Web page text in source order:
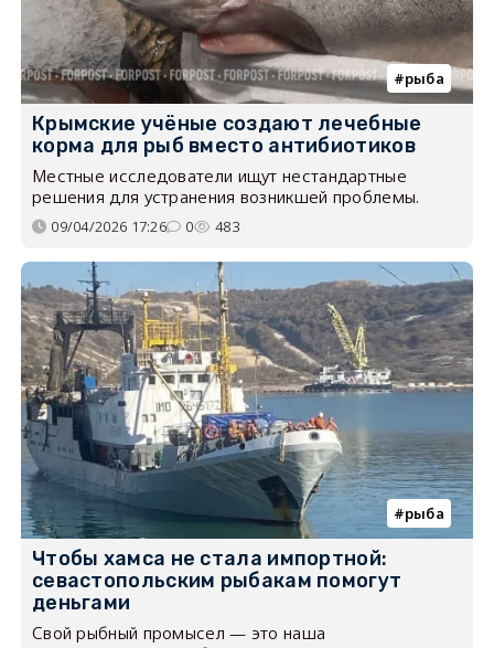
рыба
Крымские учёные создают лечебные
корма для рыб вместо антибиотиков
Местные исследователи ищут нестандартные
решения для устранения возникшей проблемы.
09/04/2026 17:26 0 483
рыба
Чтобы хамса не стала импортной:
севастопольским рыбакам помогут
деньгами
Свой рыбный промысел — это наша